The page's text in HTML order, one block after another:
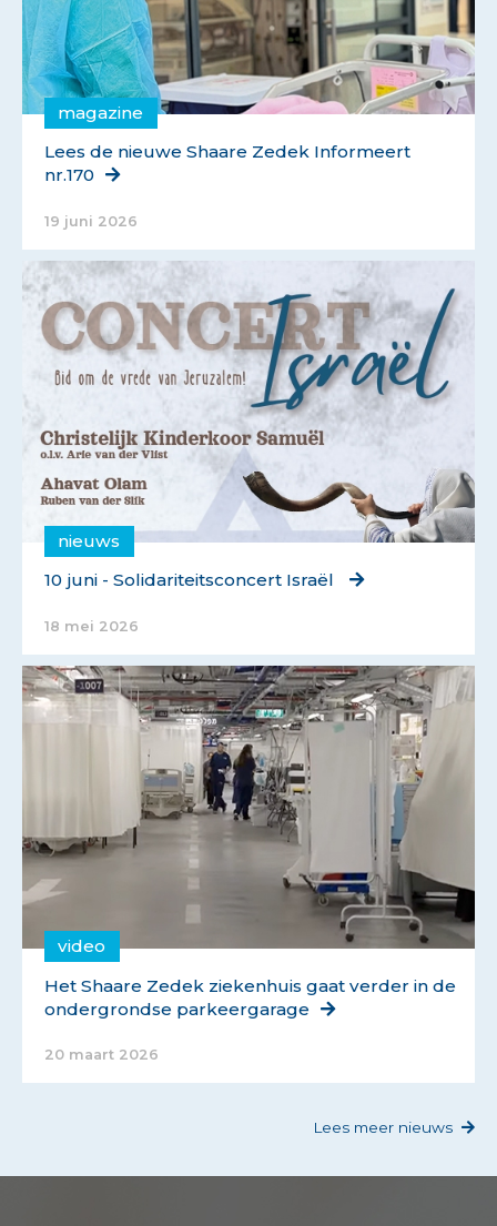
magazine
Lees de nieuwe Shaare Zedek Informeert
nr.170
19 juni 2026
nieuws
10 juni - Solidariteitsconcert Israël
18 mei 2026
video
Het Shaare Zedek ziekenhuis gaat verder in de
ondergrondse parkeergarage
20 maart 2026
Lees meer nieuws